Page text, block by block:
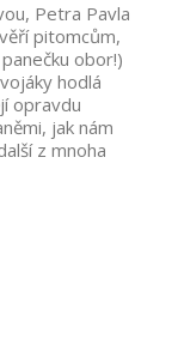
Petra Pavla
pitomcům,
obor!)
hodlá
opravdu
jak nám
z mnoha